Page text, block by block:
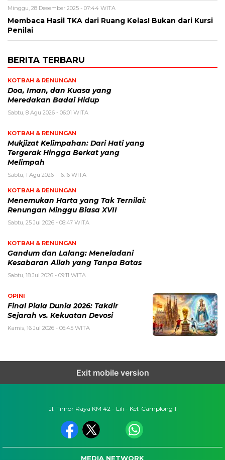
Minggu, 28 Desember 2025 - 07:44 WITA
Membaca Hasil TKA dari Ruang Kelas! Bukan dari Kursi
Penilai
BERITA TERBARU
KOTBAH & RENUNGAN
​Doa, Iman, dan Kuasa yang
Meredakan Badai Hidup
Sabtu, 8 Agu 2026 - 06:01 WITA
KOTBAH & RENUNGAN
Mukjizat Kelimpahan: Dari Hati yang
Tergerak Hingga Berkat yang
Melimpah
Sabtu, 1 Agu 2026 - 16:16 WITA
KOTBAH & RENUNGAN
Menemukan Harta yang Tak Ternilai:
Renungan Minggu Biasa XVII
Sabtu, 25 Jul 2026 - 08:47 WITA
KOTBAH & RENUNGAN
Gandum dan Lalang: Meneladani
Kesabaran Allah yang Tanpa Batas
Sabtu, 18 Jul 2026 - 09:11 WITA
OPINI
Final Piala Dunia 2026: Takdir
Sejarah vs. Kekuatan Devosi
Kamis, 16 Jul 2026 - 06:45 WITA
Exit mobile version
Jl. Timor Raya KM 42 - Lili - Kel. Camplong 1
MEDIA NETWORK